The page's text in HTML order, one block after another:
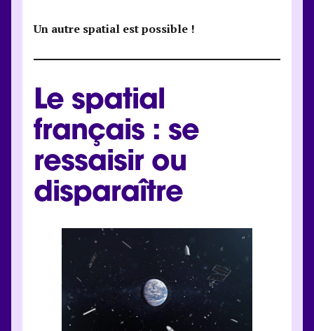
Un autre spatial est possible !
Le spatial
français : se
ressaisir ou
disparaître